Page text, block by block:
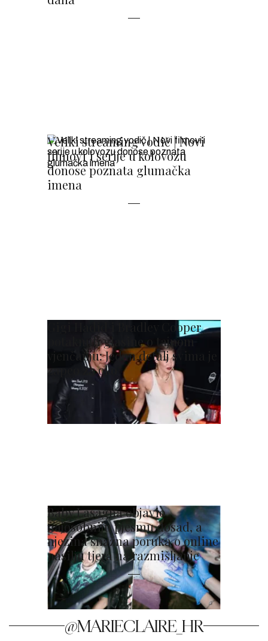
Veliki streaming vodič | Novi
filmovi i serije u kolovozu
donose poznata glumačka
imena
Gigi Hadid i Bradley Cooper
potaknuli glasine o tajnom
vjenčanju: Jedan detalj svima je
zapeo za oko
Baby Lasagna objavio
najosobniju pjesmu dosad, a
njezina snažna poruka o online
nasilju tjera na razmišljanje
@MARIECLAIRE_HR